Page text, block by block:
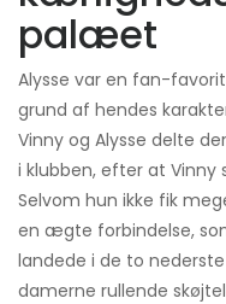
palæet
Alysse var en fan-
grund af hendes
Vinny og Alysse delte
i klubben, efter at Vinny
Selvom hun ikke fik
en ægte forbindelse,
landede i de to
damerne rullende